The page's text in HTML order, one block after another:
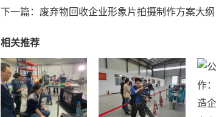
下一篇： 废弃物回收企业形象片拍摄制作方案大纲
相关推荐